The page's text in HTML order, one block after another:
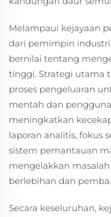
Melampaui kejayaan
dari pemimpin
bernilai tentang
tinggi. Strategi utama
proses pengeluaran
mentah dan
meningkatkan
laporan analitis, fokus
sistem pemantauan
mengelakkan
berlebihan dan
Secara keseluruhan,